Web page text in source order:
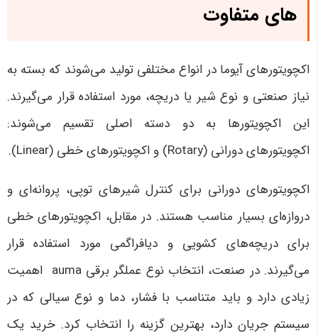
های متفاوت
اکچویتورهای آیوما در انواع مختلفی تولید می‌شوند که بسته به
نیاز صنعتی و نوع شیر یا دریچه، مورد استفاده قرار می‌گیرند.
این اکچویتورها به دو دسته اصلی تقسیم می‌شوند:
اکچویتورهای دورانی (Rotary) و اکچویتورهای خطی (Linear).
اکچویتورهای دورانی برای کنترل شیرهای توپی، پروانه‌ای و
دروازه‌ای بسیار مناسب هستند. در مقابل، اکچویتورهای خطی
برای دریچه‌های کشویی و دیافراگمی مورد استفاده قرار
می‌گیرند. در صنعت، انتخاب نوع عملگر برقی auma
اهمیت
زیادی دارد و باید متناسب با فشار، دما و نوع سیالی که در
سیستم جریان دارد، بهترین گزینه را انتخاب کرد. خرید یک